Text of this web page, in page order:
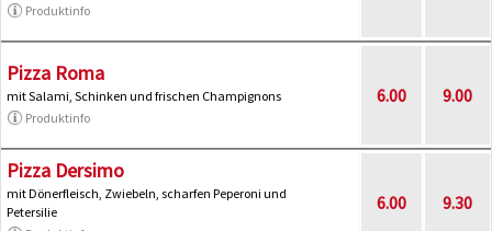
Produktinfo
Pizza Roma
mit Salami, Schinken und frischen Champignons
Produktinfo
6.00 9.00
Pizza Dersimo
mit Dönerfleisch, Zwiebeln, scharfen Peperoni und
Petersilie
6.00 9.30